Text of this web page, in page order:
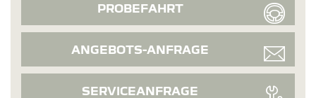
PROBEFAHRT
ANGEBOTS-ANFRAGE
SERVICEANFRAGE